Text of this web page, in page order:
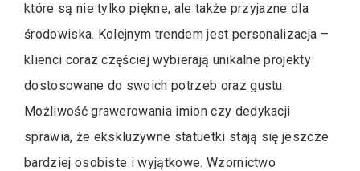
które są nie tylko piękne, ale także przyjazne dla
środowiska. Kolejnym trendem jest personalizacja –
klienci coraz częściej wybierają unikalne projekty
dostosowane do swoich potrzeb oraz gustu.
Możliwość grawerowania imion czy dedykacji
sprawia, że ekskluzywne statuetki stają się jeszcze
bardziej osobiste i wyjątkowe. Wzornictwo